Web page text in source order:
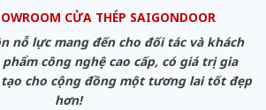
CỬA THÉP SAIGONDOOR
nỗ lực mang đến cho đối tác và khách
công nghệ cao cấp, có giá trị gia
cho cộng đồng một tương lai tốt đẹp
hơn!